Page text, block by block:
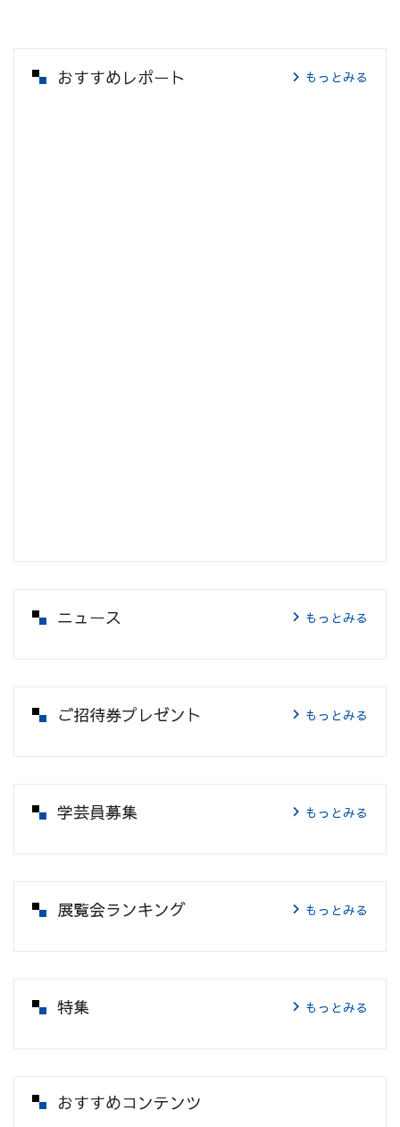
おすすめレポート もっとみる
ニュース もっとみる
ご招待券プレゼント もっとみる
学芸員募集 もっとみる
展覧会ランキング もっとみる
特集 もっとみる
おすすめコンテンツ